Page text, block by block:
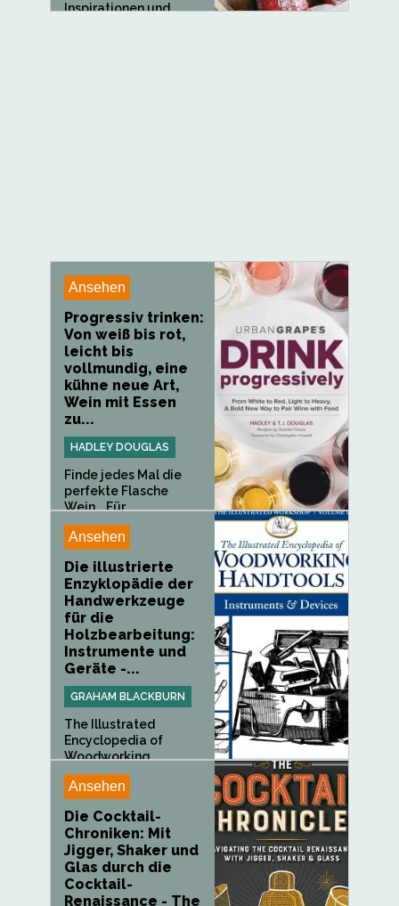
Inspirationen und...
Ansehen
Progressiv trinken:
Von weiß bis rot,
leicht bis
vollmundig, eine
kühne neue Art,
Wein mit Essen
zu...
HADLEY DOUGLAS
Finde jedes Mal die
perfekte Flasche
Wein... Für...
Ansehen
Die illustrierte
Enzyklopädie der
Handwerkzeuge
für die
Holzbearbeitung:
Instrumente und
Geräte -...
GRAHAM BLACKBURN
The Illustrated
Encyclopedia of
Woodworking...
Ansehen
Die Cocktail-
Chroniken: Mit
Jigger, Shaker und
Glas durch die
Cocktail-
Renaissance - The